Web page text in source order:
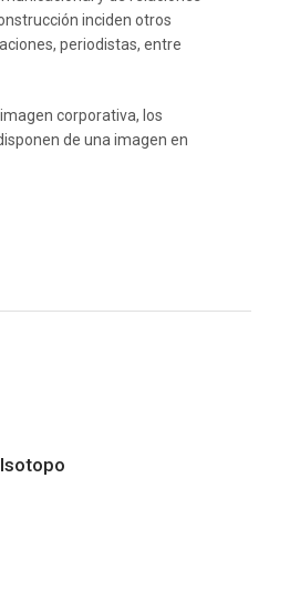
inciden otros
periodistas, entre
corporativa, los
de una imagen en
Isotopo